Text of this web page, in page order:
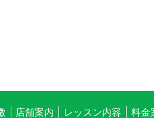
店舗案内 レッスン内容 料金